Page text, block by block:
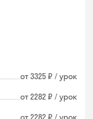
от 3325 ₽ / урок
от 2282 ₽ / урок
от 2282 ₽ / урок